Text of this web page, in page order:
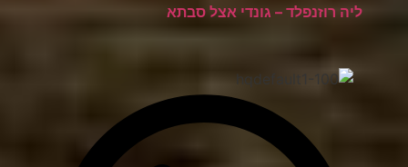
ליה רוזנפלד – גונדי אצל סבתא